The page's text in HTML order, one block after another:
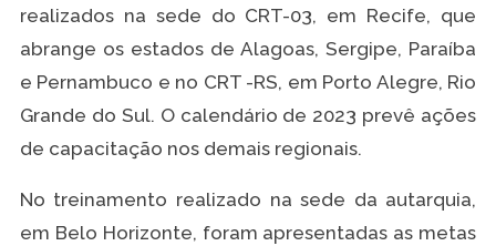
realizados na sede do CRT-03, em Recife, que
abrange os estados de Alagoas, Sergipe, Paraíba
e Pernambuco e no CRT -RS, em Porto Alegre, Rio
Grande do Sul. O calendário de 2023 prevê ações
de capacitação nos demais regionais.
No treinamento realizado na sede da autarquia,
em Belo Horizonte, foram apresentadas as metas